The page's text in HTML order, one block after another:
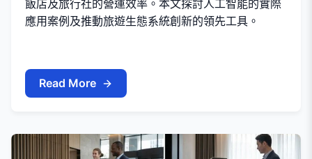
飯店及旅行社的營運效率。本文探討人工智能的實際
應用案例及推動旅遊生態系統創新的領先工具。
Read More